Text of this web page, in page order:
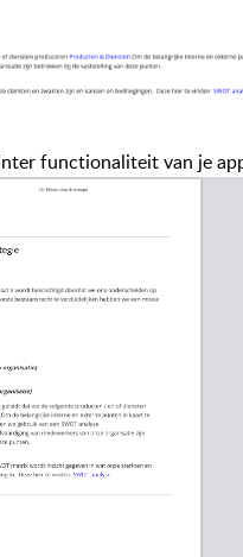
functionaliteit van je